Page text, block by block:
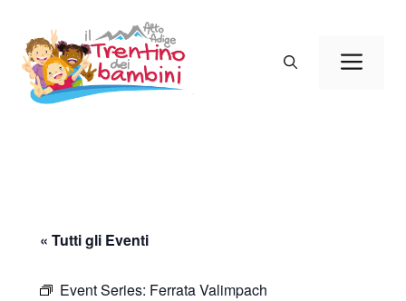
contenuto
« Tutti gli Eventi
Event Series: Ferrata Valimpach